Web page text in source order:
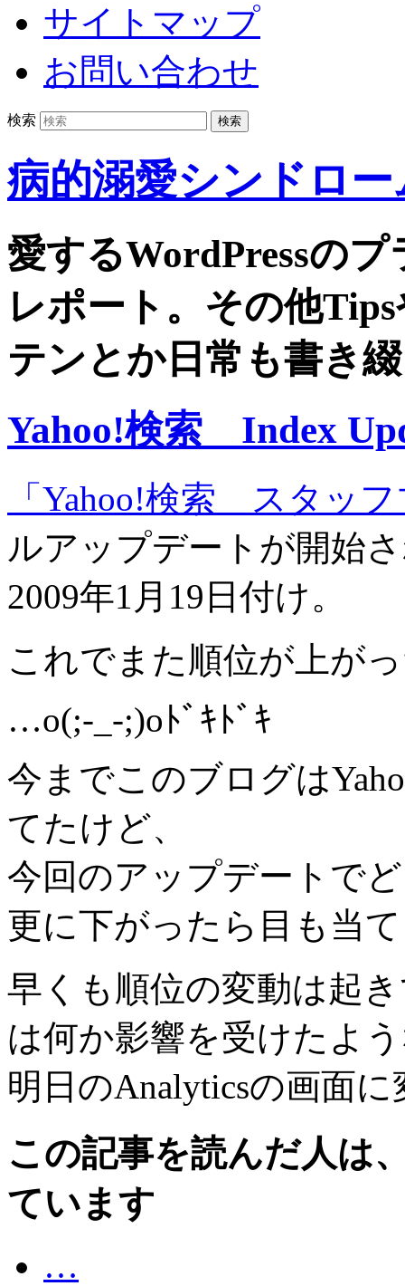
サイトマップ
お問い合わせ
検索
病的溺愛シンドロー
愛するWordPressの
レポート。その他
テンとか日常も書き
Yahoo!検索 Index
「Yahoo!検索 スタッ
ルアップデートが開始
2009年1月19日付け。
これでまた順位が上が
…o(;-_-;)oﾄﾞｷﾄﾞｷ
今までこのブログは
てたけど、
今回のアップデートで
更に下がったら目も当
早くも順位の変動は起
は何か影響を受けたよ
明日のAnalyticsの画面
この記事を読んだ人は
ています
…